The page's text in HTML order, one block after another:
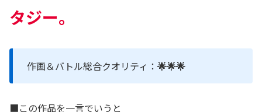
タジー。
作画＆バトル総合クオリティ： 🌟🌟🌟
■この作品を一言でいうと